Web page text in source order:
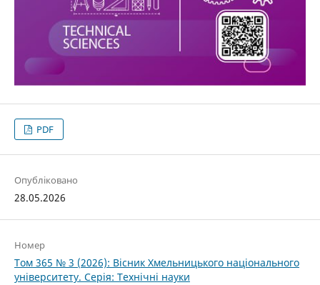
PDF
Опубліковано
28.05.2026
Номер
Том 365 № 3 (2026): Вісник Хмельницького національного
університету. Серія: Технічні науки